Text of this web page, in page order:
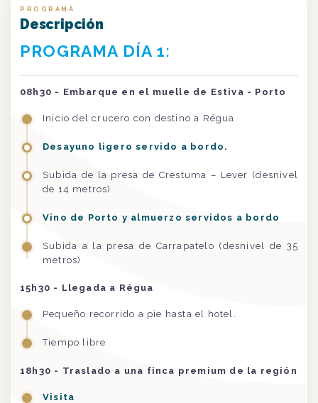
PROGRAMA
Descripción
PROGRAMA DÍA 1:
08h30 - Embarque en el muelle de Estiva - Porto
Inicio del crucero con destino a Régua
Desayuno ligero servido a bordo.
Subida de la presa de Crestuma – Lever (desnivel
de 14 metros)
Vino de Porto y almuerzo servidos a bordo
Subida a la presa de Carrapatelo (desnivel de 35
metros)
15h30 - Llegada a Régua
Pequeño recorrido a pie hasta el hotel.
Tiempo libre
18h30 - Traslado a una finca premium de la región
Visita